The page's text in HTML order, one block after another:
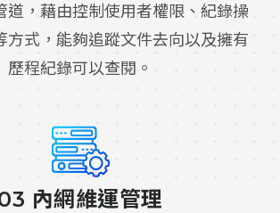
道，藉由控制使用者權限、紀錄操
方式，能夠追蹤文件去向以及擁有
歷程紀錄可以查閱。
內網維運管理